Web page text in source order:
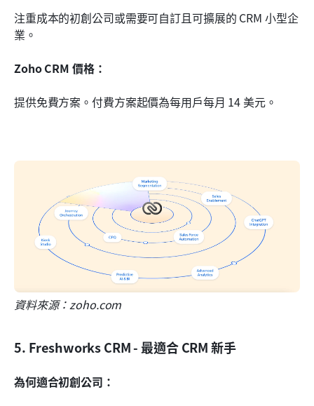
注重成本的初創公司或需要可自訂且可擴展的 CRM 小型企
業。
Zoho CRM 價格：
提供免費方案。付費方案起價為每用戶每月 14 美元。
資料來源：zoho.com
5. Freshworks CRM - 最適合 CRM 新手
為何適合初創公司：